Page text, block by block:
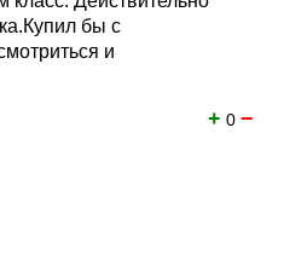
бы с
и
+ 0 −